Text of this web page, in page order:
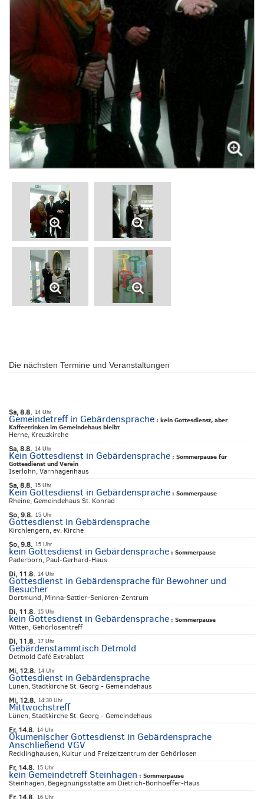
Die nächsten Termine und Veranstaltungen
Sa, 8.8. 14 Uhr
Gemeindetreff in Gebärdensprache : kein Gottesdienst, aber
Kaffeetrinken im Gemeindehaus bleibt
Herne, Kreuzkirche
Sa, 8.8. 14 Uhr
Kein Gottesdienst in Gebärdensprache : Sommerpause für
Gottesdienst und Verein
Iserlohn, Varnhagenhaus
Sa, 8.8. 15 Uhr
Kein Gottesdienst in Gebärdensprache : Sommerpause
Rheine, Gemeindehaus St. Konrad
So, 9.8. 15 Uhr
Gottesdienst in Gebärdensprache
Kirchlengern, ev. Kirche
So, 9.8. 15 Uhr
kein Gottesdienst in Gebärdensprache : Sommerpause
Paderborn, Paul-Gerhard-Haus
Di, 11.8. 14 Uhr
Gottesdienst in Gebärdensprache für Bewohner und
Besucher
Dortmund, Minna-Sattler-Senioren-Zentrum
Di, 11.8. 15 Uhr
kein Gottesdienst in Gebärdensprache : Sommerpause
Witten, Gehörlosentreff
Di, 11.8. 17 Uhr
Gebärdenstammtisch Detmold
Detmold Café Extrablatt
Mi, 12.8. 14 Uhr
Gottesdienst in Gebärdensprache
Lünen, Stadtkirche St. Georg - Gemeindehaus
Mi, 12.8. 14:30 Uhr
Mittwochstreff
Lünen, Stadtkirche St. Georg - Gemeindehaus
Fr, 14.8. 14 Uhr
Ökumenischer Gottesdienst in Gebärdensprache
Anschließend VGV
Recklinghausen, Kultur und Freizeitzentrum der Gehörlosen
Fr, 14.8. 15 Uhr
kein Gemeindetreff Steinhagen : Sommerpause
Steinhagen, Begegnungsstätte am Dietrich-Bonhoeffer-Haus
16 Uhr